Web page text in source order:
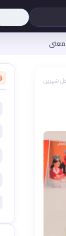
معنى
شهرين